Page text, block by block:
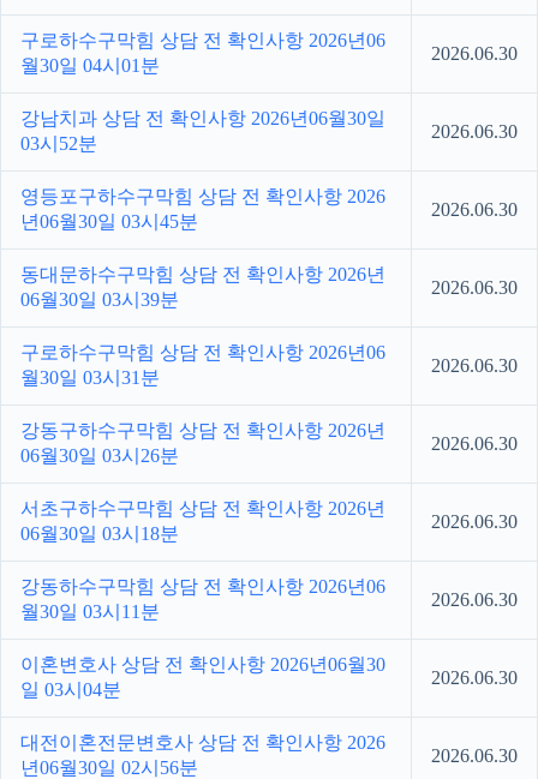
구로하수구막힘 상담 전 확인사항 2026년06
월30일 04시01분
2026.06.30
강남치과 상담 전 확인사항 2026년06월30일
03시52분
2026.06.30
영등포구하수구막힘 상담 전 확인사항 2026
년06월30일 03시45분
2026.06.30
동대문하수구막힘 상담 전 확인사항 2026년
06월30일 03시39분
2026.06.30
구로하수구막힘 상담 전 확인사항 2026년06
월30일 03시31분
2026.06.30
강동구하수구막힘 상담 전 확인사항 2026년
06월30일 03시26분
2026.06.30
서초구하수구막힘 상담 전 확인사항 2026년
06월30일 03시18분
2026.06.30
강동하수구막힘 상담 전 확인사항 2026년06
월30일 03시11분
2026.06.30
이혼변호사 상담 전 확인사항 2026년06월30
일 03시04분
2026.06.30
대전이혼전문변호사 상담 전 확인사항 2026
년06월30일 02시56분
2026.06.30